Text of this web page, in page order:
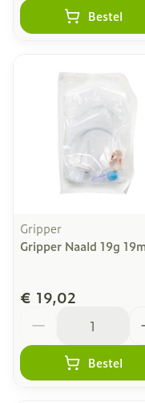
Bestel
Gripper
Gripper Naald 19g
€ 19,02
Bestel